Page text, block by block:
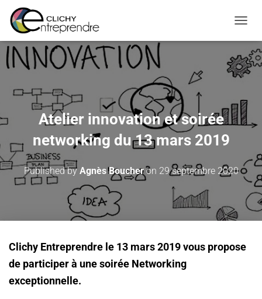
Warning: Constant WP_CRON_LOCK_TIMEOUT already defined in
/htdocs/wp-config.phpon line
Atelier innovation et soirée
networking du 13 mars 2019
Published by Agnès Boucheron 29 septembre 2020
Clichy Entreprendre le 13 mars 2019 vous propose
de participer à une soirée Networking
exceptionnelle.